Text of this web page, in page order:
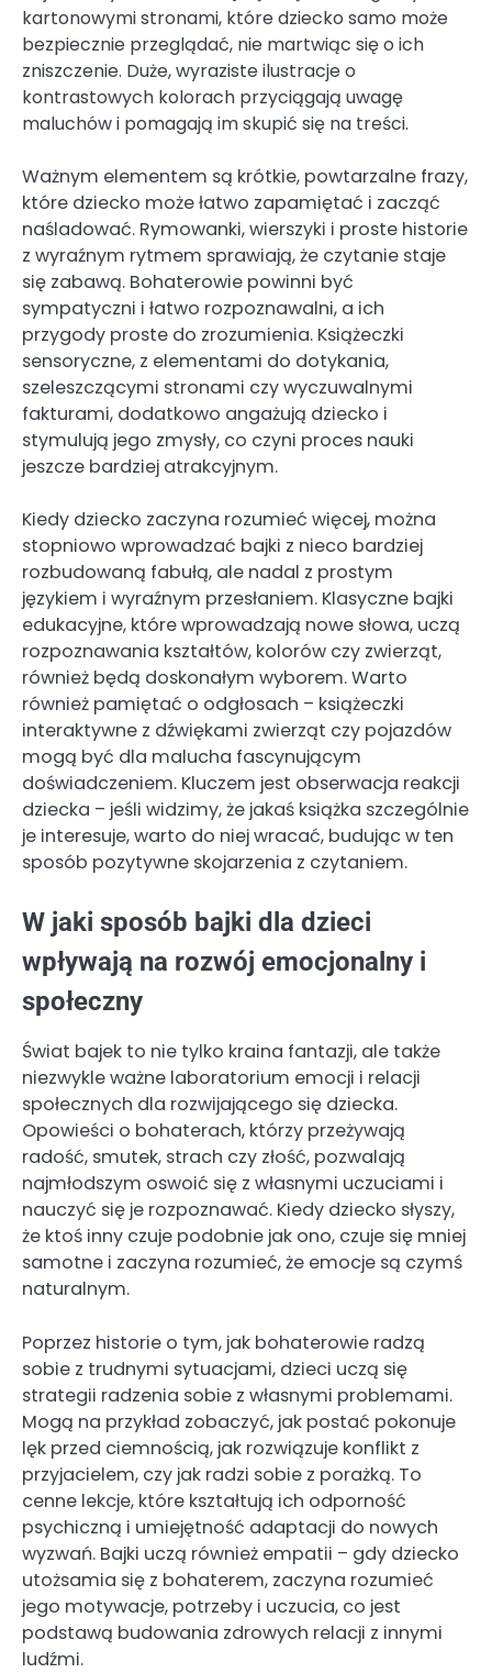
kartonowymi stronami, które dziecko samo może
bezpiecznie przeglądać, nie martwiąc się o ich
zniszczenie. Duże, wyraziste ilustracje o
kontrastowych kolorach przyciągają uwagę
maluchów i pomagają im skupić się na treści.
Ważnym elementem są krótkie, powtarzalne frazy,
które dziecko może łatwo zapamiętać i zacząć
naśladować. Rymowanki, wierszyki i proste historie
z wyraźnym rytmem sprawiają, że czytanie staje
się zabawą. Bohaterowie powinni być
sympatyczni i łatwo rozpoznawalni, a ich
przygody proste do zrozumienia. Książeczki
sensoryczne, z elementami do dotykania,
szeleszczącymi stronami czy wyczuwalnymi
fakturami, dodatkowo angażują dziecko i
stymulują jego zmysły, co czyni proces nauki
jeszcze bardziej atrakcyjnym.
Kiedy dziecko zaczyna rozumieć więcej, można
stopniowo wprowadzać bajki z nieco bardziej
rozbudowaną fabułą, ale nadal z prostym
językiem i wyraźnym przesłaniem. Klasyczne bajki
edukacyjne, które wprowadzają nowe słowa, uczą
rozpoznawania kształtów, kolorów czy zwierząt,
również będą doskonałym wyborem. Warto
również pamiętać o odgłosach – książeczki
interaktywne z dźwiękami zwierząt czy pojazdów
mogą być dla malucha fascynującym
doświadczeniem. Kluczem jest obserwacja reakcji
dziecka – jeśli widzimy, że jakaś książka szczególnie
je interesuje, warto do niej wracać, budując w ten
sposób pozytywne skojarzenia z czytaniem.
W jaki sposób bajki dla dzieci
wpływają na rozwój emocjonalny i
społeczny
Świat bajek to nie tylko kraina fantazji, ale także
niezwykle ważne laboratorium emocji i relacji
społecznych dla rozwijającego się dziecka.
Opowieści o bohaterach, którzy przeżywają
radość, smutek, strach czy złość, pozwalają
najmłodszym oswoić się z własnymi uczuciami i
nauczyć się je rozpoznawać. Kiedy dziecko słyszy,
że ktoś inny czuje podobnie jak ono, czuje się mniej
samotne i zaczyna rozumieć, że emocje są czymś
naturalnym.
Poprzez historie o tym, jak bohaterowie radzą
sobie z trudnymi sytuacjami, dzieci uczą się
strategii radzenia sobie z własnymi problemami.
Mogą na przykład zobaczyć, jak postać pokonuje
lęk przed ciemnością, jak rozwiązuje konflikt z
przyjacielem, czy jak radzi sobie z porażką. To
cenne lekcje, które kształtują ich odporność
psychiczną i umiejętność adaptacji do nowych
wyzwań. Bajki uczą również empatii – gdy dziecko
utożsamia się z bohaterem, zaczyna rozumieć
jego motywacje, potrzeby i uczucia, co jest
podstawą budowania zdrowych relacji z innymi
ludźmi.